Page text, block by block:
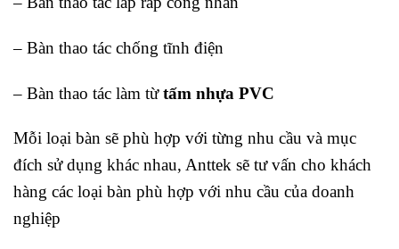
– Bàn thao tác chống tĩnh điện
– Bàn thao tác làm từtấm nhựa PVC
Mỗi loại bàn sẽ phù hợp với từng nhu cầu và mục
đích sử dụng khác nhau, Anttek sẽ tư vấn cho khách
hàng các loại bàn phù hợp với nhu cầu của doanh
nghiệp